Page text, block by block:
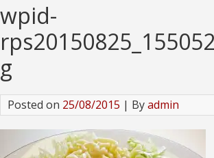
wpid-
g
Posted on 25/08/2015 | Byadmin